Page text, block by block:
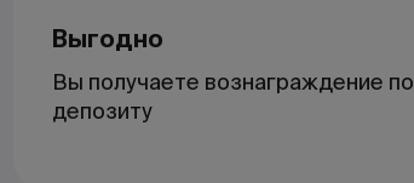
Выгодно
Вы получаете вознаграждение по
депозиту